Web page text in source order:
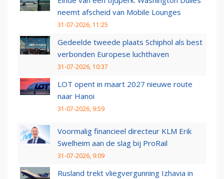
neemt afscheid van Mobile Lounges
31-07-2026, 11:25
Gedeelde tweede plaats Schiphol als best
verbonden Europese luchthaven
31-07-2026, 10:37
LOT opent in maart 2027 nieuwe route
naar Hanoi
31-07-2026, 9:59
Voormalig financieel directeur KLM Erik
Swelheim aan de slag bij ProRail
31-07-2026, 9:09
Rusland trekt vliegvergunning Izhavia in